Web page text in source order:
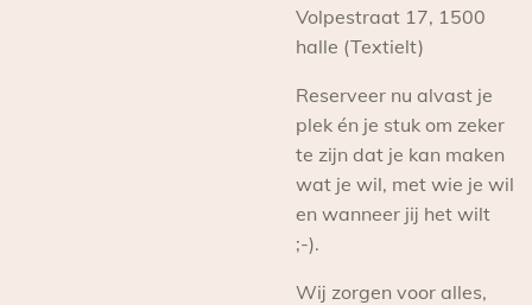
Volpestraat 17, 1500
halle (Textielt)
Reserveer nu alvast je
plek én je stuk om zeker
te zijn dat je kan maken
wat je wil, met wie je wil
en wanneer jij het wilt
;-).
Wij zorgen voor alles,